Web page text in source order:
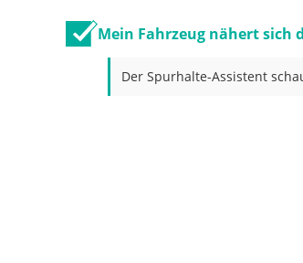
Mein Fahrzeug nähert sich
Der Spurhalte-Assistent